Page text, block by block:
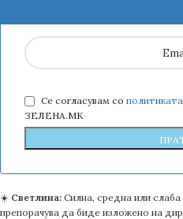
Се согласувам со
ЗЕЛЕНА.МК
☀️ Светлина: Силна, средна или
препорачува да биде изложено на